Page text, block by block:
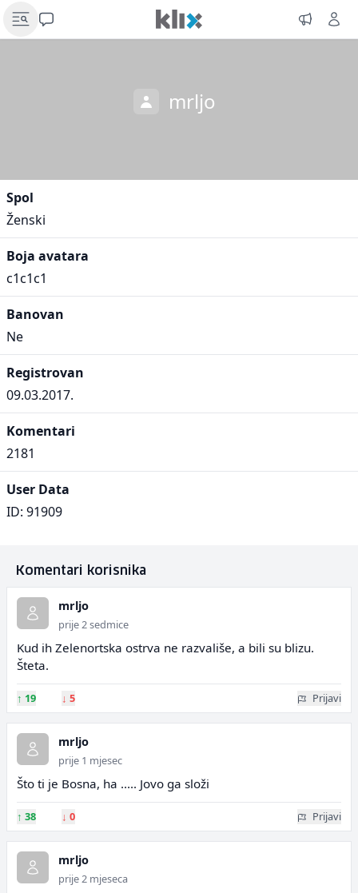
mrljo
Spol
Ženski
Boja avatara
c1c1c1
Banovan
Ne
Registrovan
09.03.2017.
Komentari
2181
User Data
ID: 91909
Komentari korisnika
mrljo
prije 2 sedmice
Kud ih Zelenortska ostrva ne razvališe, a bili su blizu.
Šteta.
↑ 19 ↓ 5 Prijavi
mrljo
prije 1 mjesec
Što ti je Bosna, ha ..... Jovo ga složi
↑ 38 ↓ 0 Prijavi
mrljo
prije 2 mjeseca